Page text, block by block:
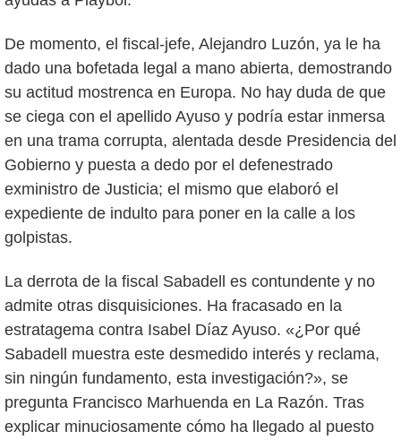
De momento, el fiscal-jefe, Alejandro Luzón, ya le ha
dado una bofetada legal a mano abierta, demostrando
su actitud mostrenca en Europa. No hay duda de que
se ciega con el apellido Ayuso y podría estar inmersa
en una trama corrupta, alentada desde Presidencia del
Gobierno y puesta a dedo por el defenestrado
exministro de Justicia; el mismo que elaboró el
expediente de indulto para poner en la calle a los
golpistas.
La derrota de la fiscal Sabadell es contundente y no
admite otras disquisiciones. Ha fracasado en la
estratagema contra Isabel Díaz Ayuso. «¿Por qué
Sabadell muestra este desmedido interés y reclama,
sin ningún fundamento, esta investigación?», se
pregunta Francisco Marhuenda en La Razón. Tras
explicar minuciosamente cómo ha llegado al puesto